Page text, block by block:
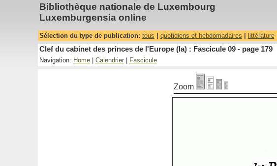
Bibliothèque nationale de Luxembourg
Luxemburgensia online
Sélection du type de publication: tous quotidiens et hebdomadaires littérature|
Clef du cabinet des princes de l'Europe (la) : Fascicule 09 - page 179
Navigation: Home| Calendrier| Fascicule
Zoom